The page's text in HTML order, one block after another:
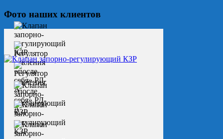
Фото наших клиентов